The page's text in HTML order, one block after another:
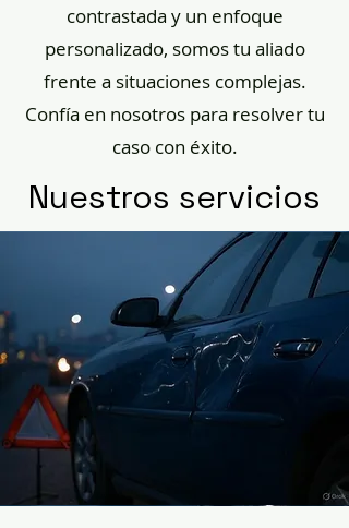
contrastada y un enfoque
personalizado, somos tu aliado
frente a situaciones complejas.
Confía en nosotros para resolver tu
caso con éxito.
Nuestros servicios